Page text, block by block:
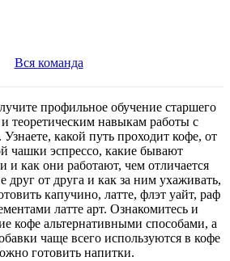
Вся команда
профильное обучение старшего
теоретическим навыкам работы с
какой путь проходит кофе, от
чашки эспрессо, какие бывают
и как они работают, чем отличается
друг от друга и как за ним ухаживать,
капучино, латте, флэт уайт, раф
латте арт. Ознакомитесь и
кофе альтернативными способами, а
чаще всего используются в кофе
готовить напитки.